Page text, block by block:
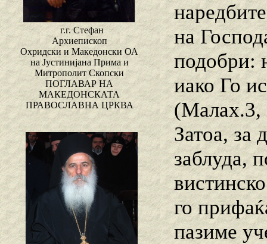
г.г. Стефан
Архиепископ
Охридски и Македонски ОА
на Јустинијана Прима и
Митрополит Скопски
ПОГЛАВАР НА
МАКЕДОНСКАТА
ПРАВОСЛАВНА ЦРКВА
на
подобри:
иако Го
(Малах.3,
Затоа, за
заблуда,
го
пазиме